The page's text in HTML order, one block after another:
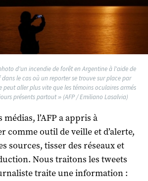
d'un incendie de forêt en Argentine à l'aide de
le cas où un reporter se trouve sur place par
peut aller plus vite que les témoins oculaires armés
présents partout » (AFP / Emiliano Lasalvia)
l’AFP a appris à
comme outil de veille et d’alerte,
sources, tisser des réseaux et
Nous traitons les tweets
traite une information :